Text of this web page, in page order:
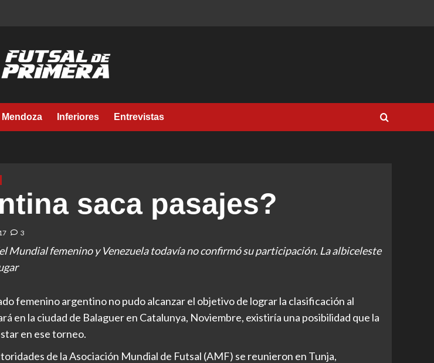
Mendoza Inferiores Entrevistas
saca pasajes?
3
Mundial femenino y Venezuela todavía no confirmó su participación. La albiceleste
femenino argentino no pudo alcanzar el objetivo de lograr la clasificación al
en la ciudad de Balaguer en Catalunya, Noviembre, existiría una posibilidad que la
en ese torneo.
de la Asociación Mundial de Futsal (AMF) se reunieron en Tunja,